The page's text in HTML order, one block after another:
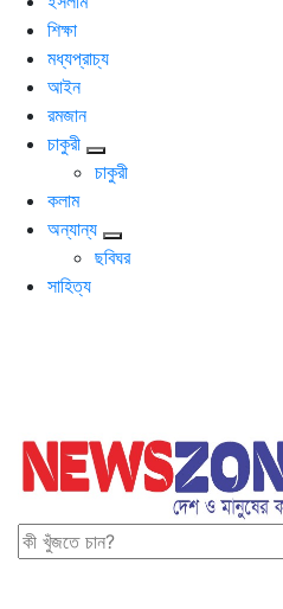
শিক্ষা
মধ্যপ্রাচ্য
আইন
রমজান
চাকুরী
চাকুরী
কলাম
অন্যান্য
ছবিঘর
সাহিত্য